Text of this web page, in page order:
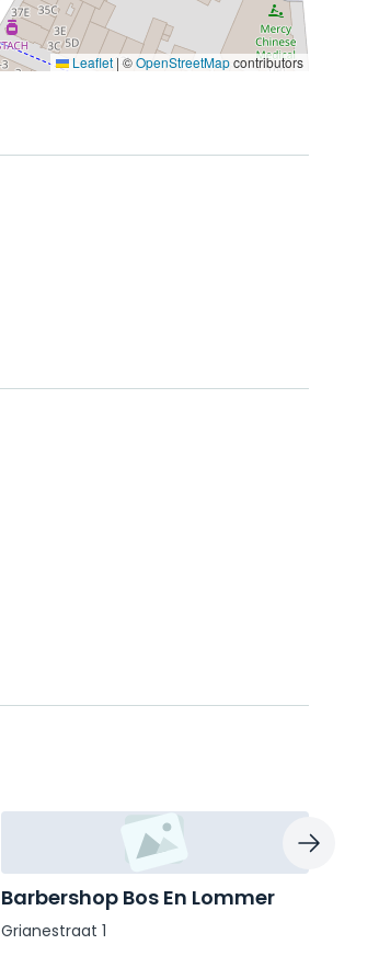
Leaflet | ©OpenStreetMapcontributors
Barbershop Bos En Lommer
Grianestraat 1